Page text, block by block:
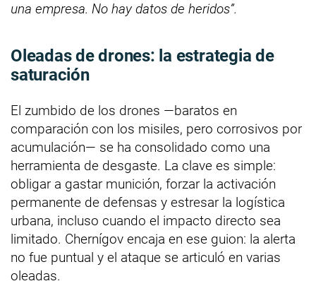
una empresa. No hay datos de heridos”.
Oleadas de drones: la estrategia de
saturación
El zumbido de los drones —baratos en
comparación con los misiles, pero corrosivos por
acumulación— se ha consolidado como una
herramienta de desgaste. La clave es simple:
obligar a gastar munición, forzar la activación
permanente de defensas y estresar la logística
urbana, incluso cuando el impacto directo sea
limitado. Chernígov encaja en ese guion: la alerta
no fue puntual y el ataque se articuló en varias
oleadas.